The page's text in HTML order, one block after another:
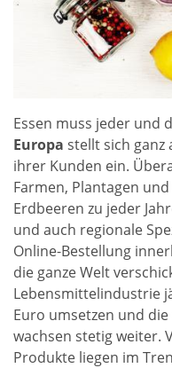
Essen muss jeder und
Europa stellt sich ganz
ihrer Kunden ein.
Farmen, Plantagen
Erdbeeren zu jeder
und auch regionale
Online-Bestellung
die ganze Welt
Lebensmittelindustrie
Euro umsetzen und
wachsen stetig weiter.
Produkte liegen im